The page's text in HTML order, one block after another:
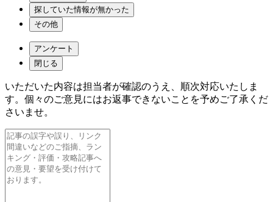
探していた情報が無かった
その他
アンケート
閉じる
いただいた内容は担当者が確認のうえ、順次対応いたしま
す。個々のご意見にはお返事できないことを予めご了承くだ
さいませ。